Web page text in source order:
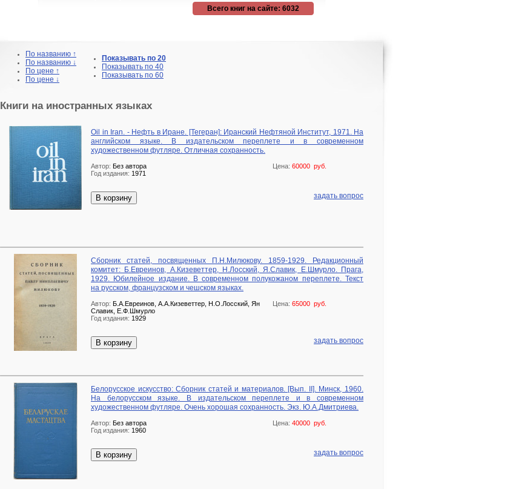
Всего книг на сайте: 6032
По названию ↑
По названию ↓
По цене ↑
По цене ↓
Показывать по 20
Показывать по 40
Показывать по 60
Книги на иностранных языках
Oil in Iran. - Нефть в Иране. [Тегеран]: Иранский Нефтяной Институт, 1971. На
английском языке. В издательском переплете и в современном
художественном футляре. Отличная сохранность.
Цена: 60000 руб.
Автор: Без автора
Год издания: 1971
В корзину задать вопрос
Сборник статей, посвященных П.Н.Милюкову. 1859-1929. Редакционный
комитет: Б.Евреинов, А.Кизеветтер, Н.Лосский, Я.Славик, Е.Шмурло. Прага,
1929. Юбилейное издание. В современном полукожаном переплете. Текст
на русском, французском и чешском языках.
Цена: 65000 руб.
Автор: Б.А.Евреинов, А.А.Кизеветтер, Н.О.Лосский, Ян
Славик, Е.Ф.Шмурло
Год издания: 1929
В корзину задать вопрос
Белорусское искусство: Сборник статей и материалов. [Вып. II]. Минск, 1960.
На белорусском языке. В издательском переплете и в современном
художественном футляре. Очень хорошая сохранность. Экз. Ю.А.Дмитриева.
Цена: 40000 руб.
Автор: Без автора
Год издания: 1960
В корзину задать вопрос